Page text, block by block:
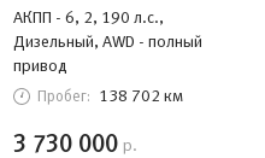
АКПП - 6, 2, 190 л.с.,
Дизельный, AWD - полный
привод
Пробег: 138 702 км
3 730 000 р.